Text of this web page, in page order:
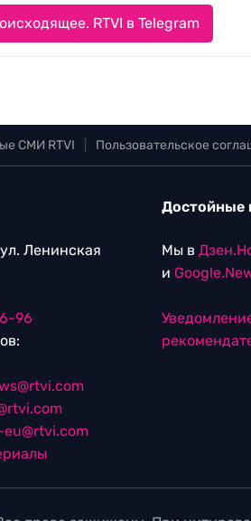
RTVI в Telegram
СМИ RTVI Пользовательское
Ленинская
96
Достойные
Мы в
и